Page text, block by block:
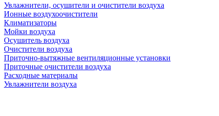
Увлажнители, осушители и очистители воздуха
Ионные воздухоочистители
Климатизаторы
Мойки воздуха
Осушитель воздуха
Очистители воздуха
Приточно-вытяжные вентиляционные установки
Приточные очистители воздуха
Расходные материалы
Увлажнители воздуха